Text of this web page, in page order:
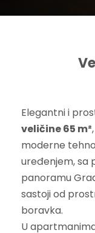
Elegantni i
veličine 65 m²
moderne
uređenjem, sa
panoramu
sastoji od
boravka.
U